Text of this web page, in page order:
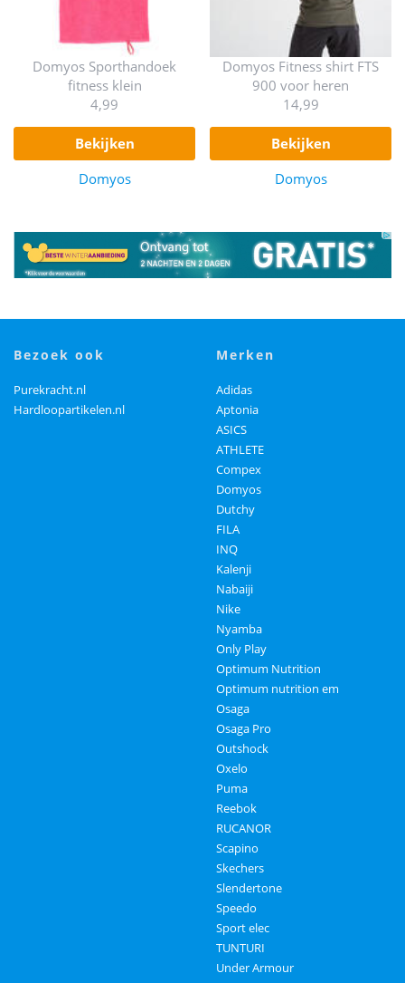
Domyos Sporthandoek
fitness klein
4,99
bekijken
Domyos
Domyos Fitness shirt FTS
900 voor heren
14,99
bekijken
Domyos
bezoek ook
Purekracht.nl
Hardloopartikelen.nl
merken
Adidas
Aptonia
ASICS
ATHLETE
Compex
Domyos
Dutchy
FILA
INQ
Kalenji
Nabaiji
Nike
Nyamba
Only Play
Optimum Nutrition
Optimum nutrition em
Osaga
Osaga Pro
Outshock
Oxelo
Puma
Reebok
RUCANOR
Scapino
Skechers
Slendertone
Speedo
Sport elec
TUNTURI
Under Armour